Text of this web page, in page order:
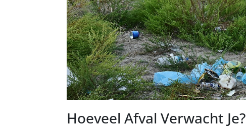
Hoeveel Afval Verwacht Je?